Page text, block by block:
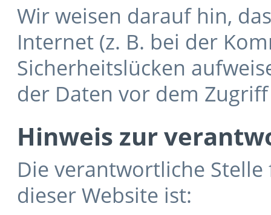
Wir weisen darauf hin,
Internet (z. B. bei der
Sicherheitslücken
der Daten vor dem
Hinweis zur
Die verantwortliche
dieser Website ist: